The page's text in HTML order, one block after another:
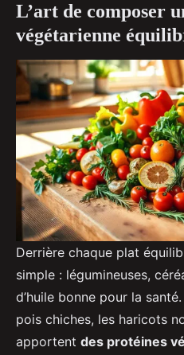
L’art de composer
végétarienne
Derrière chaque plat
simple : légumineuses,
d’huile bonne pour la
pois chiches, les haricots
apportent des protéines